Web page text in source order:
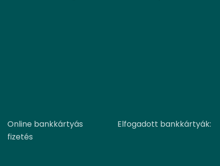
Online bankkártyás
fizetés
Elfogadott bankkártyák: